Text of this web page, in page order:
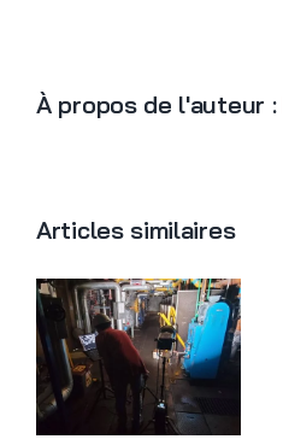
À propos de l'auteur :
Articles similaires